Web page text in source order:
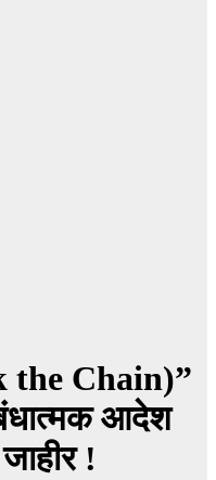
the Chain)”
आदेश
!